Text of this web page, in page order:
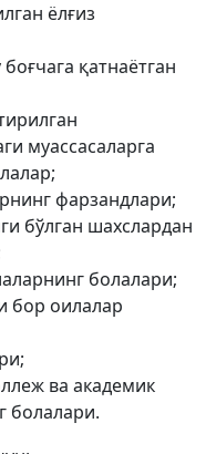
ёлғиз
қатнаётган
муассасаларга
фарзандлари;
бўлган шахслардан
болалари;
бор оилалар
ва академик
болалари.